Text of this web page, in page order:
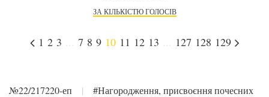
ЗА КІЛЬКІСТЮ ГОЛОСІВ
1 2 3 7 8 9 10 11 12 13 127 128 129
№22/217220-еп |
#Нагородження, присвоєння почесних